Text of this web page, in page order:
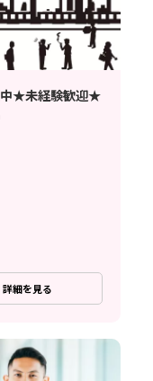
中★未経験歓迎★
詳細を見る